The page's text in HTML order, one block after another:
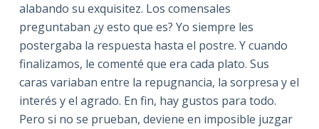
alabando su exquisitez. Los comensales
preguntaban ¿y esto que es? Yo siempre les
postergaba la respuesta hasta el postre. Y cuando
finalizamos, le comenté que era cada plato. Sus
caras variaban entre la repugnancia, la sorpresa y el
interés y el agrado. En fin, hay gustos para todo.
Pero si no se prueban, deviene en imposible juzgar